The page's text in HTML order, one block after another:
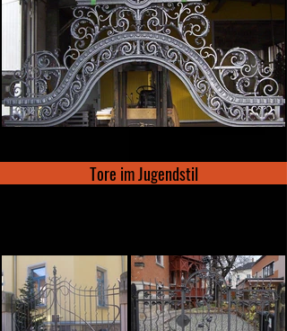
Tore im Jugendstil